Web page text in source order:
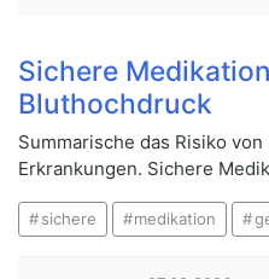
Sichere
Bluthochdruck
Summarische das Risiko
Erkrankungen. Sichere
sichere medikation